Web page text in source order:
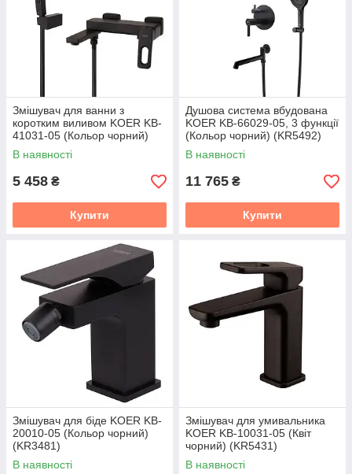
Змішувач для ванни з
коротким виливом KOER KB-
41031-05 (Кольор чорний)
(KR5437)
В наявності
5 458 ₴
Купити
Душова система вбудована
KOER KB-66029-05, 3 функції
(Кольор чорний) (KR5492)
В наявності
11 765 ₴
Купити
Змішувач для біде KOER KB-
20010-05 (Кольор чорний)
(KR3481)
В наявності
Змішувач для умивальника
KOER KB-10031-05 (Квіт
чорний) (KR5431)
В наявності